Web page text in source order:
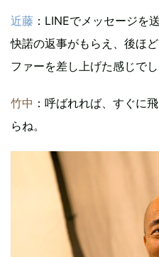
近藤 ：LINEでメッセージを
快諾の返事がもらえ、後ほ
ファーを差し上げた感じでし
竹中 ：呼ばれれば、すぐに
らね。